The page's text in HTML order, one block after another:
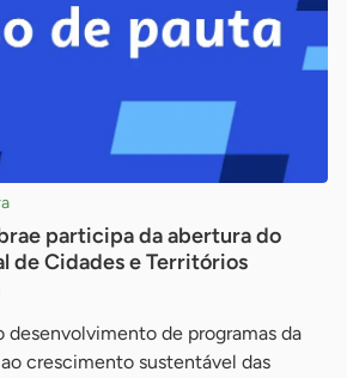
participa da abertura do
de Cidades e Territórios
desenvolvimento de programas da
crescimento sustentável das